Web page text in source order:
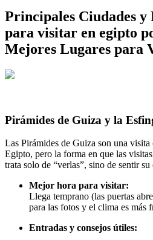
Principales Ciudades y
para visitar en egipto
Mejores Lugares para
Pirámides de Guiza y la
Las Pirámides de Guiza son una
Egipto, pero la forma en que las
trata solo de “verlas”, sino de sentir
Mejor hora para visitar:
Llega temprano (las puertas
para las fotos y el clima es más
Entradas y consejos útiles: